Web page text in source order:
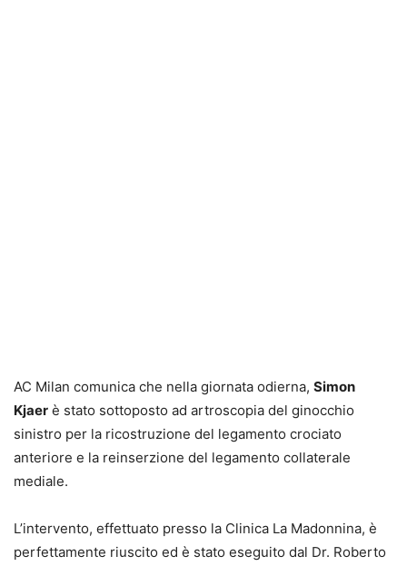
AC Milan comunica che nella giornata odierna, Simon
Kjaer è stato sottoposto ad artroscopia del ginocchio
sinistro per la ricostruzione del legamento crociato
anteriore e la reinserzione del legamento collaterale
mediale.
L’intervento, effettuato presso la Clinica La Madonnina, è
perfettamente riuscito ed è stato eseguito dal Dr. Roberto